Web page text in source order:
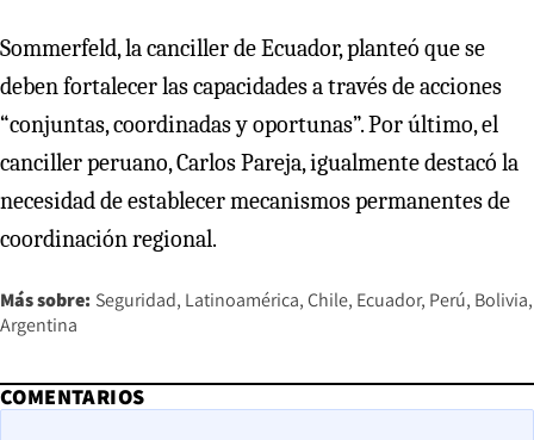
Sommerfeld, la canciller de Ecuador, planteó que se
deben fortalecer las capacidades a través de acciones
“conjuntas, coordinadas y oportunas”. Por último, el
canciller peruano, Carlos Pareja, igualmente destacó la
necesidad de establecer mecanismos permanentes de
coordinación regional.
Más sobre: Seguridad Latinoamérica Chile Ecuador Perú Bolivia
Argentina
COMENTARIOS